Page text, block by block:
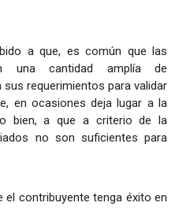
a que, es común que las
una cantidad amplía de
requerimientos para validar
en ocasiones deja lugar a la
bien, a que a criterio de la
no son suficientes para
el contribuyente tenga éxito en